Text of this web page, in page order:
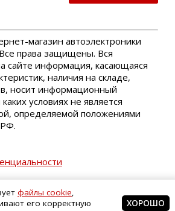
магазин автоэлектроники
права защищены. Вся
сайте информация, касающаяся
наличия на складе,
носит информационный
условиях не является
определяемой положениями
файлы cookie,
его корректную
ХОРОШО